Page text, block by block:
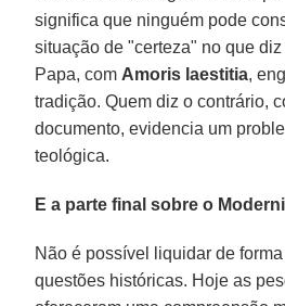
significa que ninguém pode
situação de "certeza" no que
Papa, com Amoris laestitia,
tradição. Quem diz o contrário,
documento, evidencia um
teológica.
E a parte final sobre o
Não é possível liquidar de
questões históricas. Hoje as